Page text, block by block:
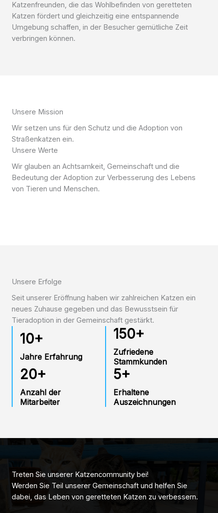
Katzenfreunden, die das Wohlbefinden von geretteten
Katzen fördert und gleichzeitig eine entspannende
Umgebung schaffen, in der Besucher gemütliche Zeit
verbringen können.
Unsere Mission
Wir setzen uns für den Schutz und die Adoption von
Straßenkatzen ein.
Unsere Werte
Wir glauben an Achtsamkeit, Gemeinschaft und die
Bedeutung der Adoption zur Verbesserung des Lebens
von Tieren und Menschen.
Unsere Erfolge
Seit unserer Eröffnung haben wir zahlreichen Katzen ein
neues Zuhause gegeben und das Bewusstsein für
Tieradoption in der Gemeinschaft gestärkt.
10+
Jahre Erfahrung
150+
Zufriedene
Stammkunden
20+
Anzahl der
Mitarbeiter
5+
Erhaltene
Auszeichnungen
Treten Sie unserer Katzencommunity bei!
Werden Sie Teil unserer Gemeinschaft und helfen Sie
dabei, das Leben von geretteten Katzen zu verbessern.